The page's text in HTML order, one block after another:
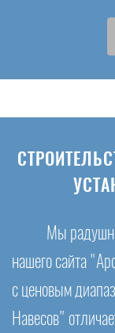
Мы
нашего сайта
с ценовым
Навесов"